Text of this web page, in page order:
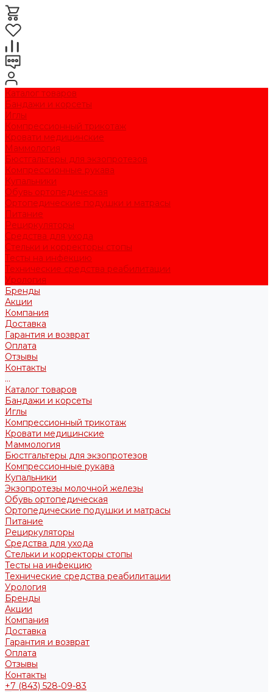
Каталог товаров
Бандажи и корсеты
Иглы
Компрессионный трикотаж
Кровати медицинские
Маммология
Бюстгальтеры для экзопротезов
Компрессионные рукава
Купальники
Обувь ортопедическая
Ортопедические подушки и матрасы
Питание
Рециркуляторы
Средства для ухода
Стельки и корректоры стопы
Тесты на инфекцию
Технические средства реабилитации
Урология
Бренды
Акции
Компания
Доставка
Гарантия и возврат
Оплата
Отзывы
Контакты
...
Каталог товаров
Бандажи и корсеты
Иглы
Компрессионный трикотаж
Кровати медицинские
Маммология
Бюстгальтеры для экзопротезов
Компрессионные рукава
Купальники
Экзопротезы молочной железы
Обувь ортопедическая
Ортопедические подушки и матрасы
Питание
Рециркуляторы
Средства для ухода
Стельки и корректоры стопы
Тесты на инфекцию
Технические средства реабилитации
Урология
Бренды
Акции
Компания
Доставка
Гарантия и возврат
Оплата
Отзывы
Контакты
+7 (843) 528-09-83